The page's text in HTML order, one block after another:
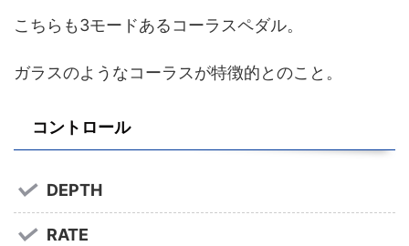
こちらも3モードあるコーラスペダル。
ガラスのようなコーラスが特徴的とのこと。
コントロール
DEPTH
RATE